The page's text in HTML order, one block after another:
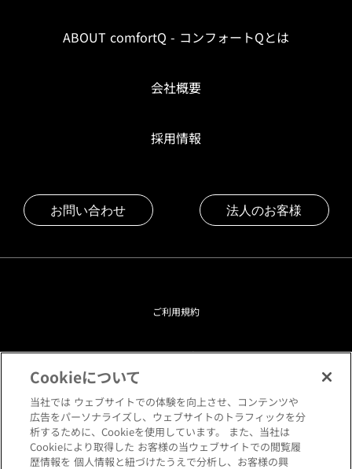
ABOUT comfortQ - コンフォートQとは
会社概要
採用情報
お問い合わせ 法人のお客様
ご利用規約
プライバシーポリシー
クッキーポリシー
閲覧環境について
Cookieについて
当社では ウェブサイトでの体験を向上させ、コンテンツや
広告をパーソナライズし、ウェブサイトのトラフィックを分
析するために、Cookieを使用しています。 また、当社は
Cookieにより取得した お客様の当ウェブサイトでの閲覧履
歴情報を 個人情報と紐づけたうえで分析し、お客様の興